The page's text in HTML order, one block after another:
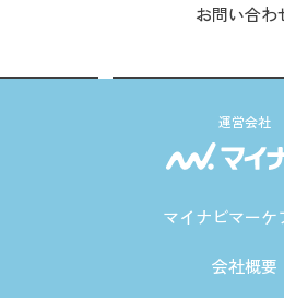
お問い合わ
運営会社
マイナビマーケ
会社概要